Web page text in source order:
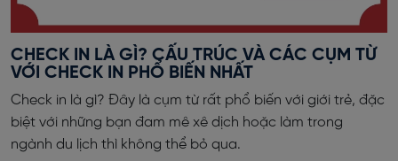
CHECK IN LÀ GÌ? CẤU TRÚC VÀ CÁC CỤM TỪ
VỚI CHECK IN PHỔ BIẾN NHẤT
Check in là gì? Đây là cụm từ rất phổ biến với giới trẻ, đặc
biệt với những bạn đam mê xê dịch hoặc làm trong
ngành du lịch thì không thể bỏ qua.